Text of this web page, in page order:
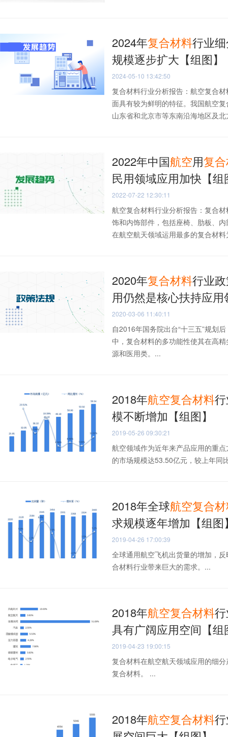
2024年复合材料行业
规模逐步扩大【组图】
2024-05-10 13:42:50
复合材料行业分析报告：航空复合
面具有较为鲜明的特征。我国航空
山东省和北京市等东南沿海地区及
2022年中国航空用复
民用领域应用加快【组
2022-07-22 12:30:11
航空复合材料行业分析报告：复合
饰和内饰部件，包括座椅、肋板、
在航空航天领域运用最多的复合材
2020年复合材料行业
用仍然是核心扶持应用
2020-03-06 11:40:11
自2016年国务院出台“十三五”规划
中，复合材料的多功能性使其在高
源和医用类。...
2018年航空复合材料
模不断增加【组图】
2019-05-26 09:30:21
航空领域作为近年来产品应用的重
的市场规模达53.50亿元，较上年同
2018年全球航空复合
求规模逐年增加【组图
2019-04-26 17:00:39
全球通用航空飞机出货量的增加，
合材料行业带来巨大的需求。...
2018年航空复合材料
具有广阔应用空间【组
2019-04-23 19:00:15
复合材料在航空航天领域应用的细
复合材料。 ...
2018年航空复合材料